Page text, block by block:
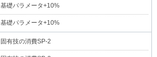
基礎パラメータ+10%
基礎パラメータ+10%
固有技の消費SP-2